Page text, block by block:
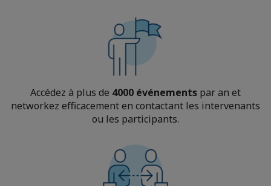
Accédez à plus de 4000 événements par an et
networkez efficacement en contactant les intervenants
ou les participants.